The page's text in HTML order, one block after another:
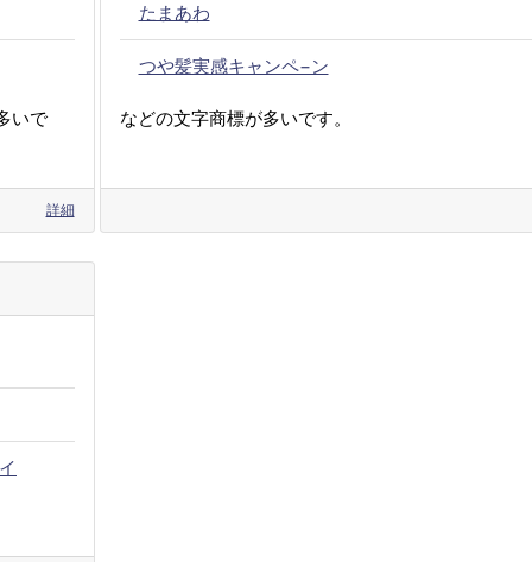
いで
詳細
たまあわ
つや髪実感キャンペ−ン
などの文字商標が多いです。